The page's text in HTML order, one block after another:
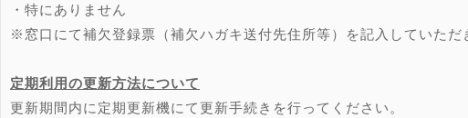
・特にありません
※窓口にて補欠登録票（補欠ハガキ送付先住所等）を記入していただ
定期利用の更新方法について
更新期間内に定期更新機にて更新手続きを行ってください。